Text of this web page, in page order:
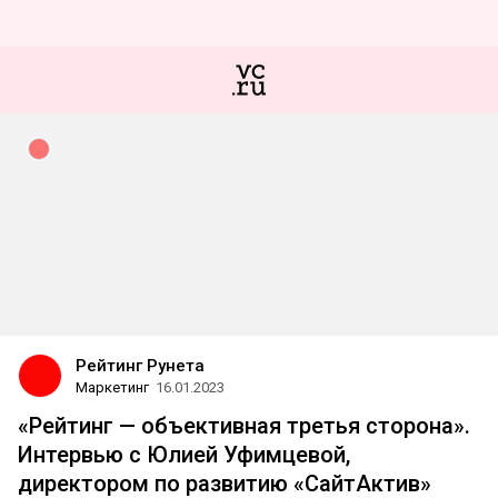
Рейтинг Рунета
Маркетинг 16.01.2023
«Рейтинг — объективная третья сторона».
Интервью с Юлией Уфимцевой,
директором по развитию «СайтАктив»